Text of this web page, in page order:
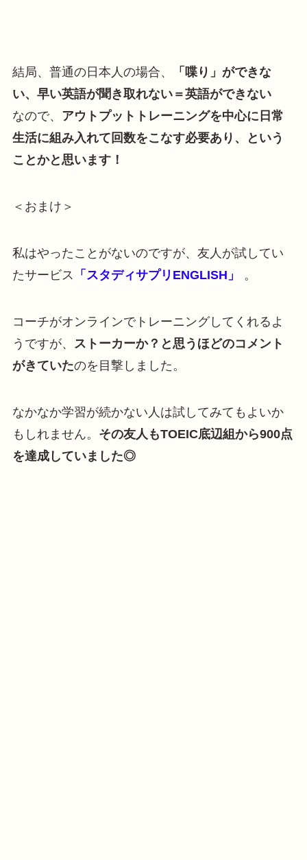
結局、普通の日本人の場合、
「喋り」ができな
い、早い英語が聞き取れない＝英語ができない
なので、 アウトプットトレーニングを中心に日常
生活に組み入れて回数をこなす必要あり、という
ことかと思います！
＜おまけ＞
私はやったことがないのですが、友人が試してい
たサービス 「スタディサプリENGLISH」 。
コーチがオンラインでトレーニングしてくれるよ
うですが、
ストーカーか？と思うほどのコメント
がきていたのを目撃しました。
なかなか学習が続かない人は試してみてもよいか
もしれません。 その友人もTOEIC底辺組から900点
を達成していました◎